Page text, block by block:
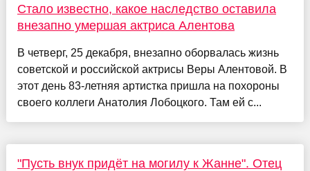
Стало известно, какое наследство оставила
внезапно умершая актриса Алентова
В четверг, 25 декабря, внезапно оборвалась жизнь
советской и российской актрисы Веры Алентовой. В
этот день 83-летняя артистка пришла на похороны
своего коллеги Анатолия Лобоцкого. Там ей с...
"Пусть внук придёт на могилу к Жанне". Отец